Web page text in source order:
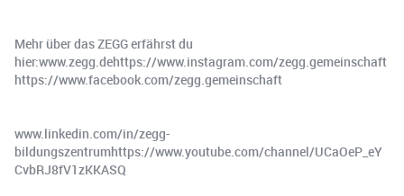
Mehr über das ZEGG erfährst du
hier:www.zegg.dehttps://www.instagram.com/zegg.gemeinschaft
https://www.facebook.com/zegg.gemeinschaft
www.linkedin.com/in/zegg-
bildungszentrumhttps://www.youtube.com/channel/UCaOeP_eY
CvbRJ8fV1zKKASQ